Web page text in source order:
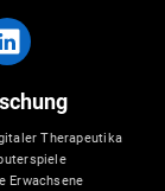
Therapeutika
Erwachsene